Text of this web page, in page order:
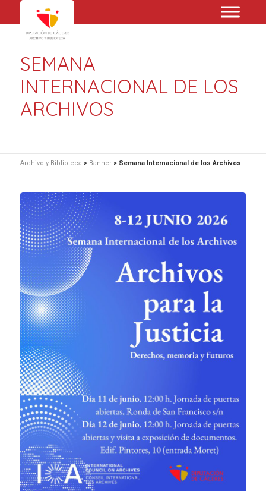
SEMANA
INTERNACIONAL DE LOS
ARCHIVOS
Archivo y Biblioteca > Banner> Semana Internacional de los Archivos